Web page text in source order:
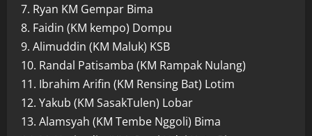
7. Ryan KM Gempar Bima
8. Faidin (KM kempo) Dompu
9. Alimuddin (KM Maluk) KSB
10. Randal Patisamba (KM Rampak Nulang)
11. Ibrahim Arifin (KM Rensing Bat) Lotim
12. Yakub (KM SasakTulen) Lobar
13. Alamsyah (KM Tembe Nggoli) Bima